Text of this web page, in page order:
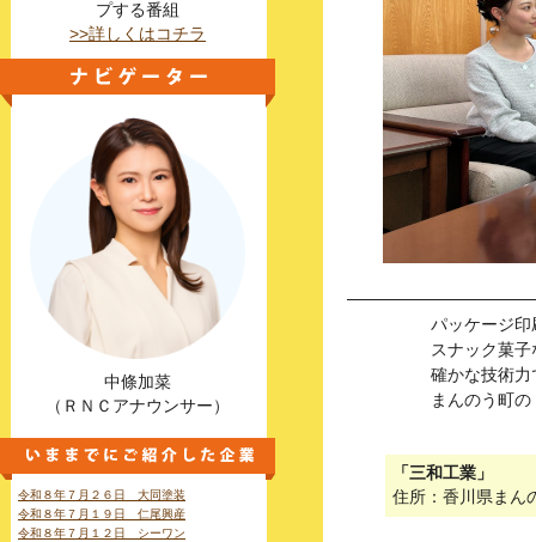
パッケージ
スナック菓
確かな技術
まんのう町
「三和工業」
住所：香川県まん
プする番組
>>詳しくはコチラ
中條加菜
（ＲＮＣアナウンサー）
令和８年７月２６日 大同塗装
令和８年７月１９日 仁尾興産
令和８年７月１２日 シーワン